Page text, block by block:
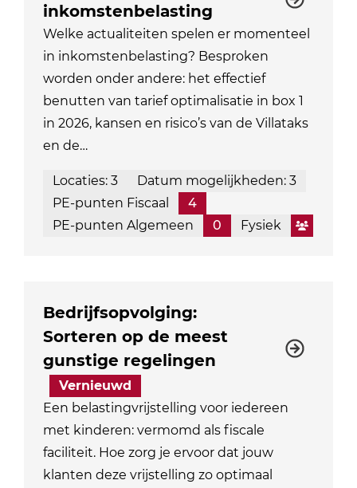
inkomstenbelasting
Welke actualiteiten spelen er momenteel
in inkomstenbelasting? Besproken
worden onder andere: het effectief
benutten van tarief optimalisatie in box 1
in 2026, kansen en risico’s van de Villataks
en de…
Locaties: 3
Datum mogelijkheden: 3
PE-punten Fiscaal
4
PE-punten Algemeen
0 Fysiek
Bedrijfsopvolging:
Sorteren op de meest
gunstige regelingen
Vernieuwd
Een belastingvrijstelling voor iedereen
met kinderen: vermomd als fiscale
faciliteit. Hoe zorg je ervoor dat jouw
klanten deze vrijstelling zo optimaal